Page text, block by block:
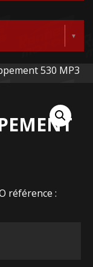
530 MP3
référence :